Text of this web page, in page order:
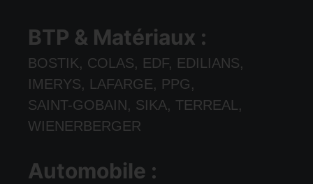
BTP & Matériaux :
BOSTIK, COLAS, EDF, EDILIANS,
IMERYS, LAFARGE, PPG,
SAINT-GOBAIN, SIKA, TERREAL,
WIENERBERGER
Automobile :